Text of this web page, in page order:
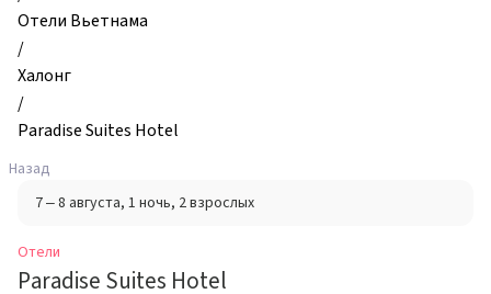
Халонг,
Вьетнам
Отели Вьетнама
/
Халонг
/
Paradise Suites Hotel
Назад
7 – 8 августа, 1 ночь, 2 взрослых
Отели
Paradise Suites Hotel